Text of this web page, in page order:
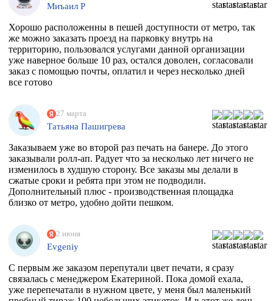
Миъаил Р
Хорошо расположенны в пешей доступности от метро, так
же можно заказать проезд на парковку внутрь на
территорию, пользовался услугами данной организации
уже наверное больше 10 раз, остался доволен, согласовали
заказ с помощью почты, оплатил и через несколько дней
все готово
27 марта
Татьяна Пашигрева
Заказываем уже во второй раз печать на банере. До этого
заказывали ролл-ап. Радует что за несколько лет ничего не
изменилось в худшую сторону. Все заказы мы делали в
сжатые сроки и ребята при этом не подводили.
Дополнительный плюс - производственная площадка
близко от метро, удобно дойти пешком.
2 июня
Evgeniy
С первым же заказом перепутали цвет печати, я сразу
связалась с менеджером Екатериной. Пока домой ехала,
уже перепечатали в нужном цвете, у меня был маленький